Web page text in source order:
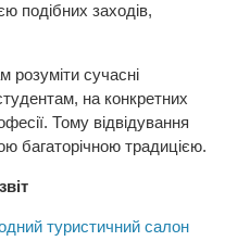
подібних заходів,
сучасні
на конкретних
Тому відвідування
багаторічною традицією.